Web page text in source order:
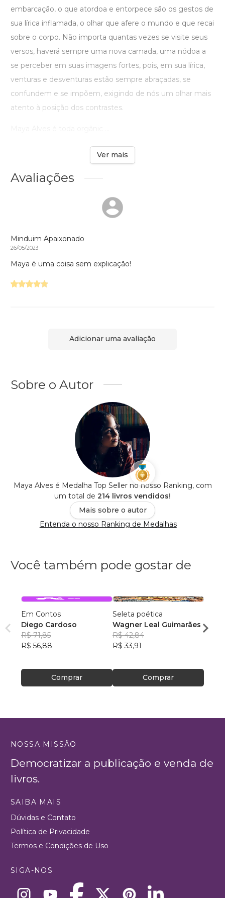
embarcação, o que atordoa e entorpece são os gestos de
sua lírica inflamada, o olhar que afere o mundo e que recai
sobre o corpo. Não importa quantas vezes se visite seus
versos, haverá sempre uma nova camada, uma nódoa a
se perceber em suas imagens fortes, pois, em sua lírica,
venturas e desventuras estão sempre abraçadas, se
confundem e se impõem, exigindo de nós um olhar mais
atento à posição dos contrastes.
Ver mais
Avaliações
Minduim Apaixonado
26/05/2023
Maya é uma coisa sem explicação!
Adicionar uma avaliação
Sobre o Autor
Maya Alves é Medalha Top Seller no nosso Ranking, com
um total de 214 livros vendidos!
Mais sobre o autor
Entenda o nosso Ranking de Medalhas
Você também pode gostar de
Em Contos
Diego Cardoso
R$ 71,85
R$ 56,88
Comprar
Seleta poética
Wagner Leal Guimarães
R$ 42,84
R$ 33,91
Comprar
ainda
Carla
NOSSA MISSÃO
Democratizar a publicação e venda de
livros.
SAIBA MAIS
Dúvidas e Contato
Política de Privacidade
Termos e Condições de Uso
SIGA-NOS